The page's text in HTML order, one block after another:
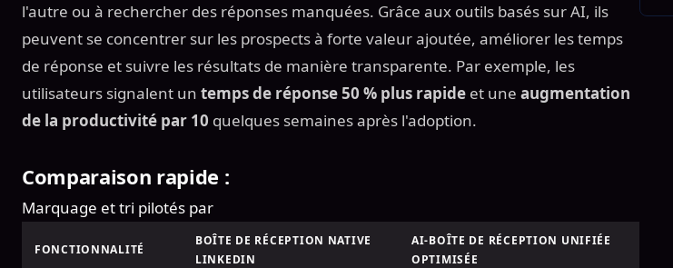
l'autre ou à rechercher des réponses manquées. Grâce aux outils basés sur AI, ils
peuvent se concentrer sur les prospects à forte valeur ajoutée, améliorer les temps
de réponse et suivre les résultats de manière transparente. Par exemple, les
utilisateurs signalent un temps de réponse 50 % plus rapide et une augmentation
de la productivité par 10 quelques semaines après l'adoption.
Comparaison rapide :
Marquage et tri pilotés par
FONCTIONNALITÉ
BOÎTE DE RÉCEPTION NATIVE
LINKEDIN
AI-BOÎTE DE RÉCEPTION UNIFIÉE
OPTIMISÉE